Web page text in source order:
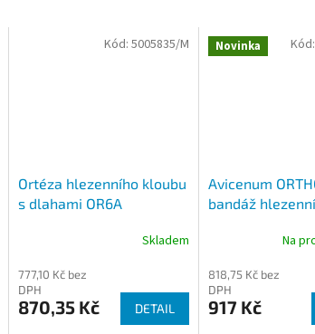
Ortéza hlezenního kloubu
s dlahami OR6A
Skladem
777,10 Kč bez
DPH
870,35 Kč DETAIL
Kód:5005835/M Novinka
Avicenum
bandáž
Na
818,75 Kč bez
DPH
917 Kč
Kód: